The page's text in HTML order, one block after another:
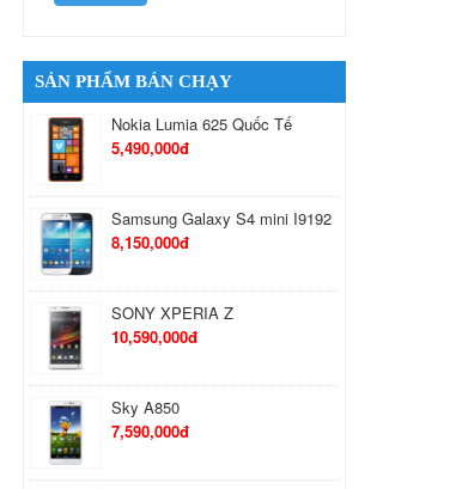
SẢN PHẨM BÁN CHẠY
Nokia Lumia 625 Quốc Tế
5,490,000đ
Samsung Galaxy S4 mini I9192
8,150,000đ
SONY XPERIA Z
10,590,000đ
Sky A850
7,590,000đ